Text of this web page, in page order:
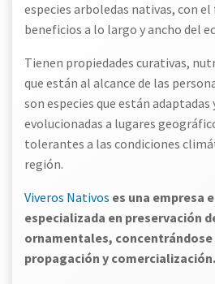
especies arboledas nativas, con el
beneficios a lo largo y ancho del
Tienen propiedades curativas,
que están al alcance de las
son especies que están adaptadas
evolucionadas a lugares
tolerantes a las condiciones
región.
Viveros Nativos es una empresa
especializada en preservación
ornamentales,
propagación y comercialización.